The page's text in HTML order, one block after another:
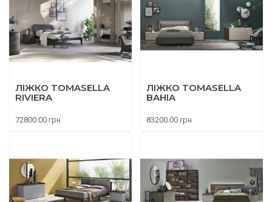
ЛІЖКО TOMASELLA
RIVIERA
72800.00 грн
ЛІЖКО TOMASELLA
BAHIA
83200.00 грн